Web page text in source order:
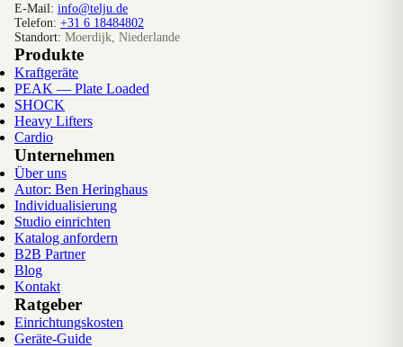
E-Mail: info@telju.de
Telefon: +31 6 18484802
Standort: Moerdijk, Niederlande
Produkte
Kraftgeräte
PEAK — Plate Loaded
SHOCK
Heavy Lifters
Cardio
Unternehmen
Über uns
Autor: Ben Heringhaus
Individualisierung
Studio einrichten
Katalog anfordern
B2B Partner
Blog
Kontakt
Ratgeber
Einrichtungskosten
Geräte-Guide